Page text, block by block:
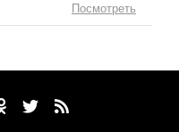
Посмотреть